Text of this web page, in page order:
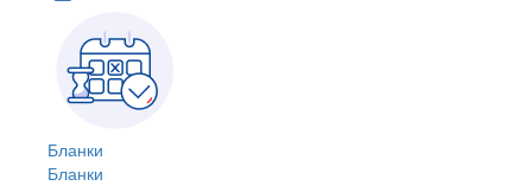
Бланки
Бланки